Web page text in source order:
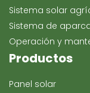
Sistema solar
Sistema de
Operación y
Productos
Panel solar